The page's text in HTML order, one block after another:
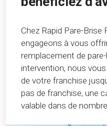
Chez Rapid Pare-Brise
engageons à vous
remplacement de
intervention, nous
de votre franchise
pas de franchise, une
valable dans de